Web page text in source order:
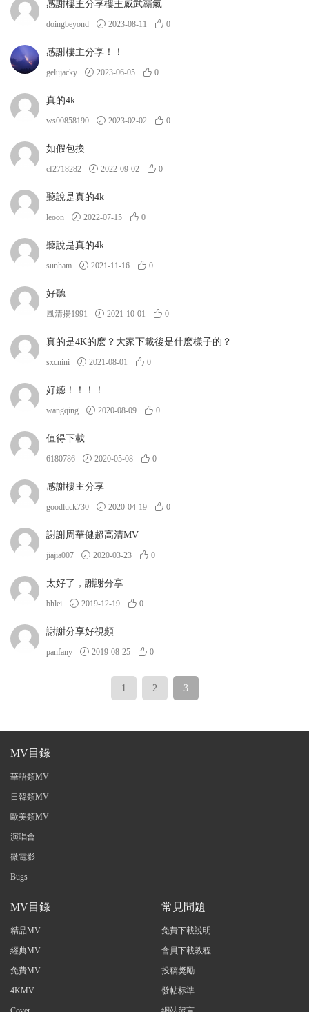
感謝樓主分享樓主威武霸氣
doingbeyond 2023-08-11 0
感謝樓主分享！！
gelujacky 2023-06-05 0
真的4k
ws00858190 2023-02-02 0
如假包換
cf2718282 2022-09-02 0
聽說是真的4k
leoon 2022-07-15 0
聽說是真的4k
sunham 2021-11-16 0
好聽
風清揚1991 2021-10-01 0
真的是4K的麽？大家下載後是什麽樣子的？
sxcnini 2021-08-01 0
好聽！！！！
wangqing 2020-08-09 0
值得下載
6180786 2020-05-08 0
感謝樓主分享
goodluck730 2020-04-19 0
謝謝周華健超高清MV
jiajia007 2020-03-23 0
太好了，謝謝分享
bhlei 2019-12-19 0
謝謝分享好視頻
panfany 2019-08-25 0
1 2 3
MV目錄
華語類MV
日韓類MV
歐美類MV
演唱會
微電影
Bugs
MV目錄
精品MV
經典MV
免費MV
4KMV
常見問題
免費下載說明
會員下載教程
投稿獎勵
發帖标準